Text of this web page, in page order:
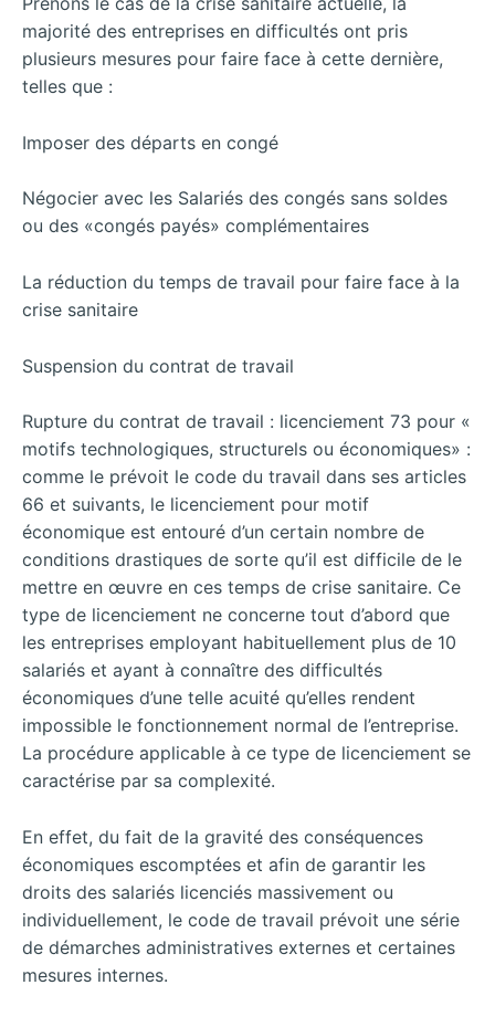
majorité des entreprises en difficultés ont pris
plusieurs mesures pour faire face à cette dernière,
telles que :
Imposer des départs en congé
Négocier avec les Salariés des congés sans soldes
ou des «congés payés» complémentaires
La réduction du temps de travail pour faire face à la
crise sanitaire
Suspension du contrat de travail
Rupture du contrat de travail : licenciement 73 pour «
motifs technologiques, structurels ou économiques» :
comme le prévoit le code du travail dans ses articles
66 et suivants, le licenciement pour motif
économique est entouré d’un certain nombre de
conditions drastiques de sorte qu’il est difficile de le
mettre en œuvre en ces temps de crise sanitaire. Ce
type de licenciement ne concerne tout d’abord que
les entreprises employant habituellement plus de 10
salariés et ayant à connaître des difficultés
économiques d’une telle acuité qu’elles rendent
impossible le fonctionnement normal de l’entreprise.
La procédure applicable à ce type de licenciement se
caractérise par sa complexité.
En effet, du fait de la gravité des conséquences
économiques escomptées et afin de garantir les
droits des salariés licenciés massivement ou
individuellement, le code de travail prévoit une série
de démarches administratives externes et certaines
mesures internes.